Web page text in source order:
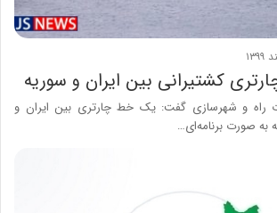
کشتیرانی بین ایران و سوریه
راه و شهرسازی گفت: یک خط چارتری بین ایران و
به صورت برنامه‌ای…